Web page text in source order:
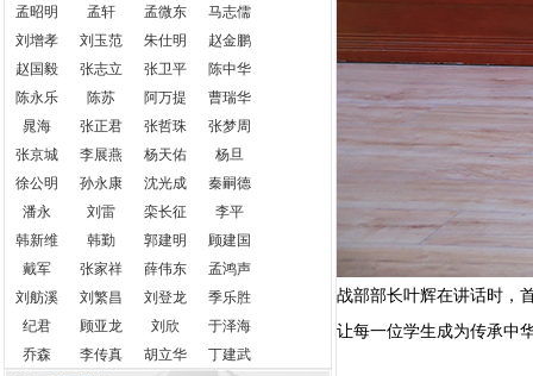
孟昭明
孟轩 孟微东
马志儒
刘增孝
刘玉范 朱仕明
赵金鹏
赵国毅
张志立 张卫平
陈中华
陈永乐
陈苏 阿万提
曹瑞华
晁海
张正君 张哲珠
张梦周
张京城
李展燕 杨天佑
杨旦
徐公明
孙永康 沈光成
秦嗣德
潘永
刘雷 栾长征
李平
韩新维
韩勤 郭建明
顾建国
戴军
张家祥 薛伟东
孟鸿声
刘舫溪
刘繁昌 刘登龙
季乐胜
纪君
顾亚龙 刘欣
于泽海
乔森
李传真 胡立华 丁建武
战部部长叶辉在讲话时，
让每一位学生成为传承中